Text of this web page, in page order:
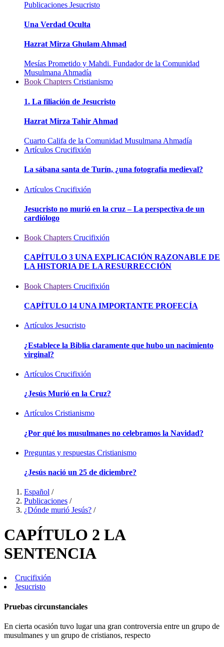
Publicaciones Jesucristo
Una Verdad Oculta
Hazrat Mirza Ghulam Ahmad
Mesías Prometido y Mahdi. Fundador de la Comunidad
Musulmana Ahmadía
Book Chapters Cristianismo
1. La filiación de Jesucristo
Hazrat Mirza Tahir Ahmad
Cuarto Califa de la Comunidad Musulmana Ahmadía
Artículos Crucifixión
La sábana santa de Turín, ¿una fotografía medieval?
Artículos Crucifixión
Jesucristo no murió en la cruz – La perspectiva de un
cardiólogo
Book Chapters Crucifixión
CAPÍTULO 3 UNA EXPLICACIÓN RAZONABLE DE
LA HISTORIA DE LA RESURRECCIÓN
Book Chapters Crucifixión
CAPÍTULO 14 UNA IMPORTANTE PROFECÍA
Artículos Jesucristo
¿Establece la Biblia claramente que hubo un nacimiento
virginal?
Artículos Crucifixión
¿Jesús Murió en la Cruz?
Artículos Cristianismo
¿Por qué los musulmanes no celebramos la Navidad?
Preguntas y respuestas Cristianismo
¿Jesús nació un 25 de diciembre?
Español /
Publicaciones /
¿Dónde murió Jesús? /
CAPÍTULO 2 LA
SENTENCIA
Crucifixión
Jesucristo
Pruebas circunstanciales
En cierta ocasión tuvo lugar una gran controversia entre un grupo de
musulmanes y un grupo de cristianos, respecto